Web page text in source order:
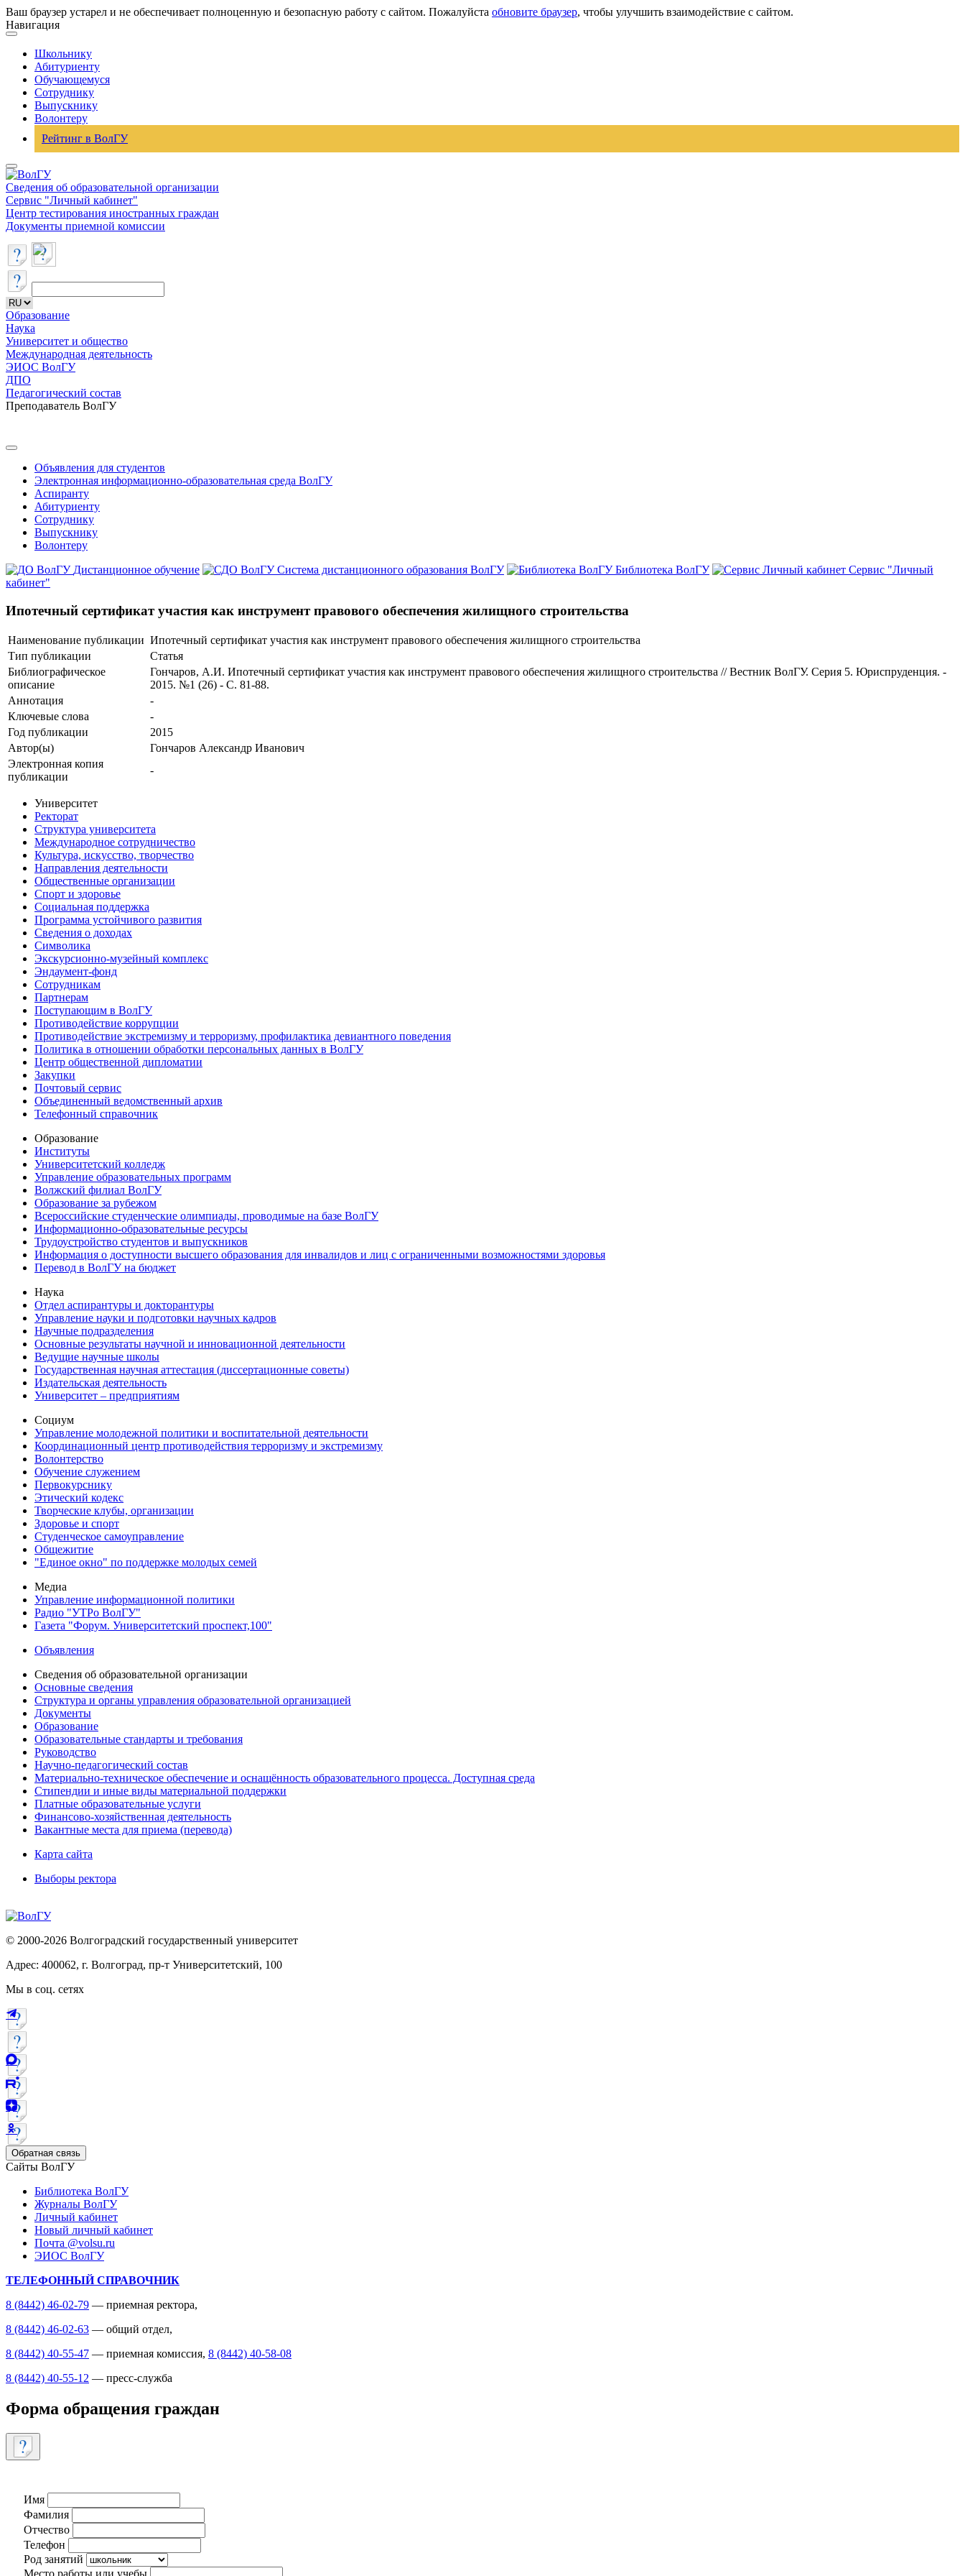
Ваш браузер устарел и не обеспечивает полноценную и безопасную работу с сайтом. Пожалуйста обновите браузер, чтобы улучшить взаимодействие с сайтом.
Навигация
Школьнику
Абитуриенту
Обучающемуся
Сотруднику
Выпускнику
Волонтеру
Рейтинг в ВолГУ
Сведения об образовательной организации
Сервис "Личный кабинет"
Центр тестирования иностранных граждан
Документы приемной комиссии
Образование
Наука
Университет и общество
Международная деятельность
ЭИОС ВолГУ
ДПО
Педагогический состав
Преподаватель ВолГУ
Объявления для студентов
Электронная информационно-образовательная среда ВолГУ
Аспиранту
Абитуриенту
Сотруднику
Выпускнику
Волонтеру
Дистанционное обучение
Система дистанционного образования ВолГУ Библиотека ВолГУ
Сервис "Личный
кабинет"
Ипотечный сертификат участия как инструмент правового обеспечения жилищного строительства
Наименование публикации Ипотечный сертификат участия как инструмент правового обеспечения жилищного строительства
Тип публикации
Статья
Библиографическое
описание
Гончаров, А.И. Ипотечный сертификат участия как инструмент правового обеспечения жилищного строительства // Вестник ВолГУ. Серия 5. Юриспруденция. -
2015. №1 (26) - С. 81-88.
Аннотация
-
Ключевые cлова
-
Год публикации
2015
Автор(ы)
Гончаров Александр Иванович
Электронная копия
публикации
-
Университет
Ректорат
Структура университета
Международное сотрудничество
Культура, искусство, творчество
Направления деятельности
Общественные организации
Спорт и здоровье
Социальная поддержка
Программа устойчивого развития
Сведения о доходах
Символика
Экскурсионно-музейный комплекс
Эндаумент-фонд
Сотрудникам
Партнерам
Поступающим в ВолГУ
Противодействие коррупции
Противодействие экстремизму и терроризму, профилактика девиантного поведения
Политика в отношении обработки персональных данных в ВолГУ
Центр общественной дипломатии
Закупки
Почтовый сервис
Объединенный ведомственный архив
Телефонный справочник
Образование
Институты
Университетский колледж
Управление образовательных программ
Волжский филиал ВолГУ
Образование за рубежом
Всероссийские студенческие олимпиады, проводимые на базе ВолГУ
Информационно-образовательные ресурсы
Трудоустройство студентов и выпускников
Информация о доступности высшего образования для инвалидов и лиц с ограниченными возможностями здоровья
Перевод в ВолГУ на бюджет
Наука
Отдел аспирантуры и докторантуры
Управление науки и подготовки научных кадров
Научные подразделения
Основные результаты научной и инновационной деятельности
Ведущие научные школы
Государственная научная аттестация (диссертационные советы)
Издательская деятельность
Университет – предприятиям
Социум
Управление молодежной политики и воспитательной деятельности
Координационный центр противодействия терроризму и экстремизму
Волонтерство
Обучение служением
Первокурснику
Этический кодекс
Творческие клубы, организации
Здоровье и спорт
Студенческое самоуправление
Общежитие
"Единое окно" по поддержке молодых семей
Медиа
Управление информационной политики
Радио "УТРо ВолГУ"
Газета "Форум. Университетский проспект,100"
Объявления
Сведения об образовательной организации
Основные сведения
Структура и органы управления образовательной организацией
Документы
Образование
Образовательные стандарты и требования
Руководство
Научно-педагогический состав
Материально-техническое обеспечение и оснащённость образовательного процесса. Доступная среда
Стипендии и иные виды материальной поддержки
Платные образовательные услуги
Финансово-хозяйственная деятельность
Вакантные места для приема (перевода)
Карта сайта
Выборы ректора
© 2000-2026 Волгоградский государственный университет
Адрес: 400062, г. Волгоград, пр-т Университетский, 100
Мы в соц. сетях
Обратная связь
Сайты ВолГУ
Библиотека ВолГУ
Журналы ВолГУ
Личный кабинет
Новый личный кабинет
Почта @volsu.ru
ЭИОС ВолГУ
ТЕЛЕФОННЫЙ СПРАВОЧНИК
8 (8442) 46-02-79 — приемная ректора,
8 (8442) 46-02-63 — общий отдел,
8 (8442) 40-55-47 — приемная комиссия, 8 (8442) 40-58-08
8 (8442) 40-55-12 — пресс-служба
Форма обращения граждан
Имя
Фамилия
Отчество
Телефон
Род занятий